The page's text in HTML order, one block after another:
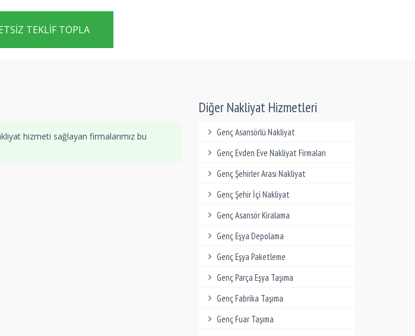
TEKLIF TOPLA
hizmeti sağlayan firmalarımız bu
Diğer Nakliyat Hizmetleri
Genç Asansörlü Nakliyat
Genç Evden Eve Nakliyat Firmaları
Genç Şehirler Arası Nakliyat
Genç Şehir İçi Nakliyat
Genç Asansör Kiralama
Genç Eşya Depolama
Genç Eşya Paketleme
Genç Parça Eşya Taşıma
Genç Fabrika Taşıma
Genç Fuar Taşıma